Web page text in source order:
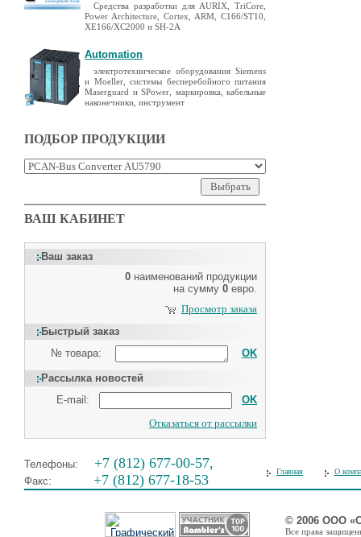
Средства разработки для AURIX, TriCore,
Power Architecture, Cortex, ARM, C166/ST10,
XE166/XC2000 и SH-2A
Automation
электротехническое оборудования Siemens
и Moeller, системы бесперебойного питания
Maserguard и SPower, маркировка, кабельные
наконечники, инструмент
ПОДБОР ПРОДУКЦИИ
ВАШ КАБИНЕТ
Ваш заказ
0 наименований продукции
на сумму 0 евро.
Просмотр заказа
Быстрый заказ
№ товара:
OK
Рассылка новостей
E-mail:
OK
Отказаться от рассылки
Телефоны: +7 (812) 677-00-57,
Факс: +7 (812) 677-18-53
Главная О
© 2006 ООО
Все права